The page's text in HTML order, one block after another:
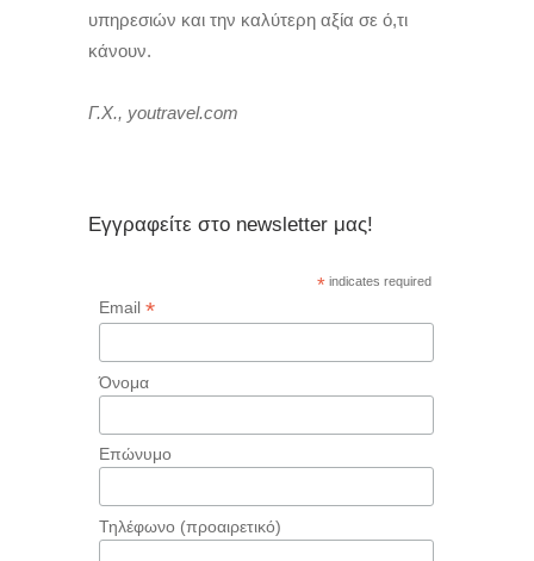
υπηρεσιών και την καλύτερη αξία σε ό,τι
κάνουν.
Γ.Χ., youtravel.com
Εγγραφείτε στο newsletter μας!
* indicates required
Email *
Όνομα
Επώνυμο
Τηλέφωνο (προαιρετικό)